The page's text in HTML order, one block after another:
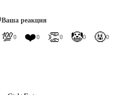
Ваша реакция
💯0 ❤️0 👏0 🤡0 🤬0